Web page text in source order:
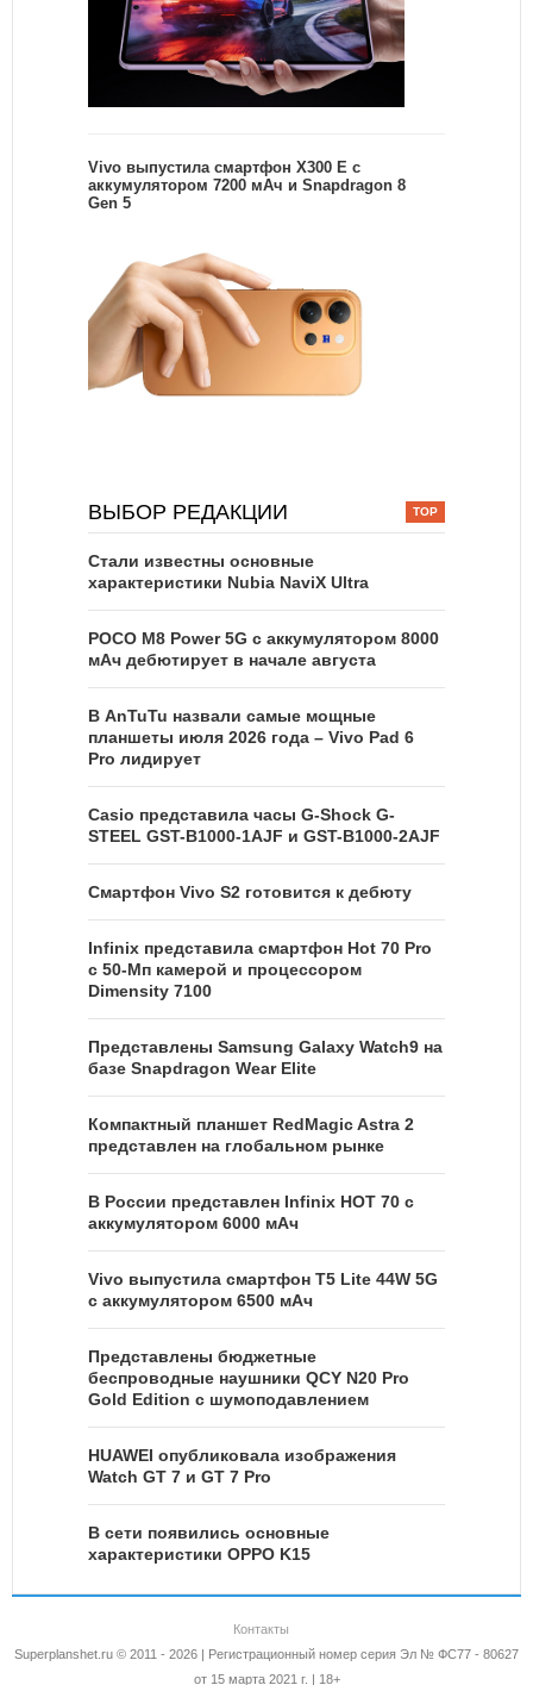
Vivo выпустила смартфон X300 E с
аккумулятором 7200 мАч и Snapdragon 8
Gen 5
ВЫБОР РЕДАКЦИИ
Стали известны основные
характеристики Nubia NaviX Ultra
POCO M8 Power 5G с аккумулятором 8000
мАч дебютирует в начале августа
В AnTuTu назвали самые мощные
планшеты июля 2026 года – Vivo Pad 6
Pro лидирует
Casio представила часы G-Shock G-
STEEL GST-B1000-1AJF и GST-B1000-2AJF
Смартфон Vivo S2 готовится к дебюту
Infinix представила смартфон Hot 70 Pro
с 50-Мп камерой и процессором
Dimensity 7100
Представлены Samsung Galaxy Watch9 на
базе Snapdragon Wear Elite
Компактный планшет RedMagic Astra 2
представлен на глобальном рынке
В России представлен Infinix HOT 70 с
аккумулятором 6000 мАч
Vivo выпустила смартфон T5 Lite 44W 5G
с аккумулятором 6500 мАч
Представлены бюджетные
беспроводные наушники QCY N20 Pro
Gold Edition с шумоподавлением
HUAWEI опубликовала изображения
Watch GT 7 и GT 7 Pro
В сети появились основные
характеристики OPPO K15
Контакты
Superplanshet.ru © 2011 - 2026 | Регистрационный номер серия Эл № ФС77 - 80627
от 15 марта 2021 г. | 18+